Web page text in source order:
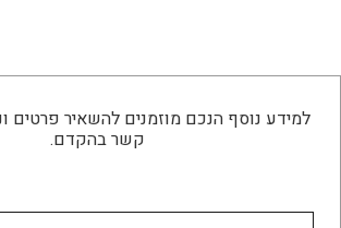
למידע נוסף הנכם מוזמנים להשאיר פרטים
קשר בהקדם.